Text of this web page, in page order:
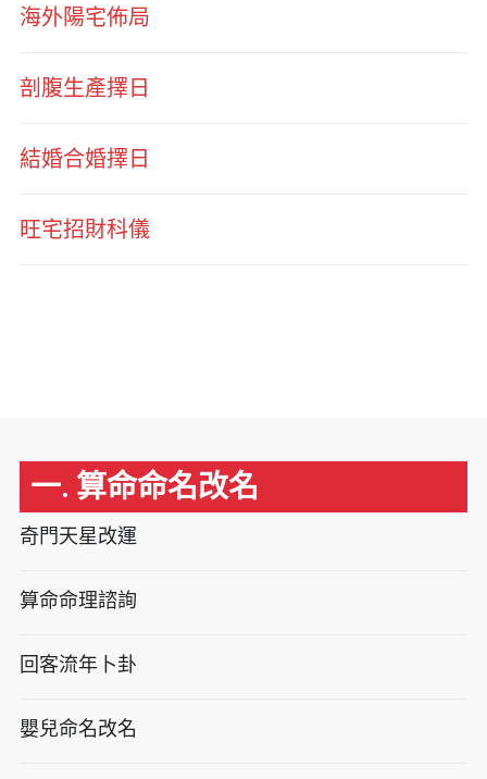
海外陽宅佈局
剖腹生產擇日
結婚合婚擇日
旺宅招財科儀
一. 算命命名改名
奇門天星改運
算命命理諮詢
回客流年卜卦
嬰兒命名改名